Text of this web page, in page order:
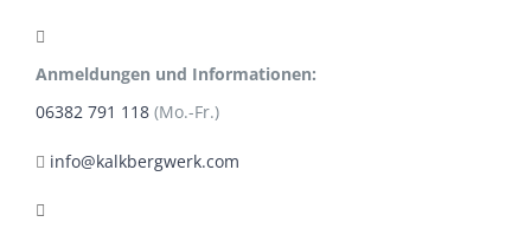
Anmeldungen und Informationen:
06382 791 118 (Mo.-Fr.)
info@kalkbergwerk.com